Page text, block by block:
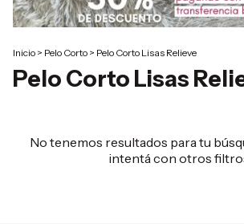
Inicio > Pelo Corto > Pelo Corto Lisas Relieve
Pelo Corto Lisas
No tenemos resultados para tu
intentá con otros